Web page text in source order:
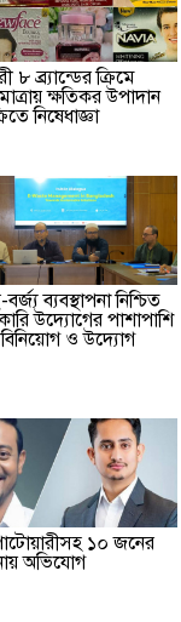
৮ ব্র্যান্ডের ক্রিমে
ক্ষতিকর উপাদান
নিষেধাজ্ঞা
ব্যবস্থাপনা নিশ্চিত
উদ্যোগের পাশাপাশি
বিনিয়োগ ও উদ্যোগ
১০ জনের
অভিযোগ